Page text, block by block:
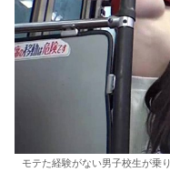
モテた経験がない男子校生が乗